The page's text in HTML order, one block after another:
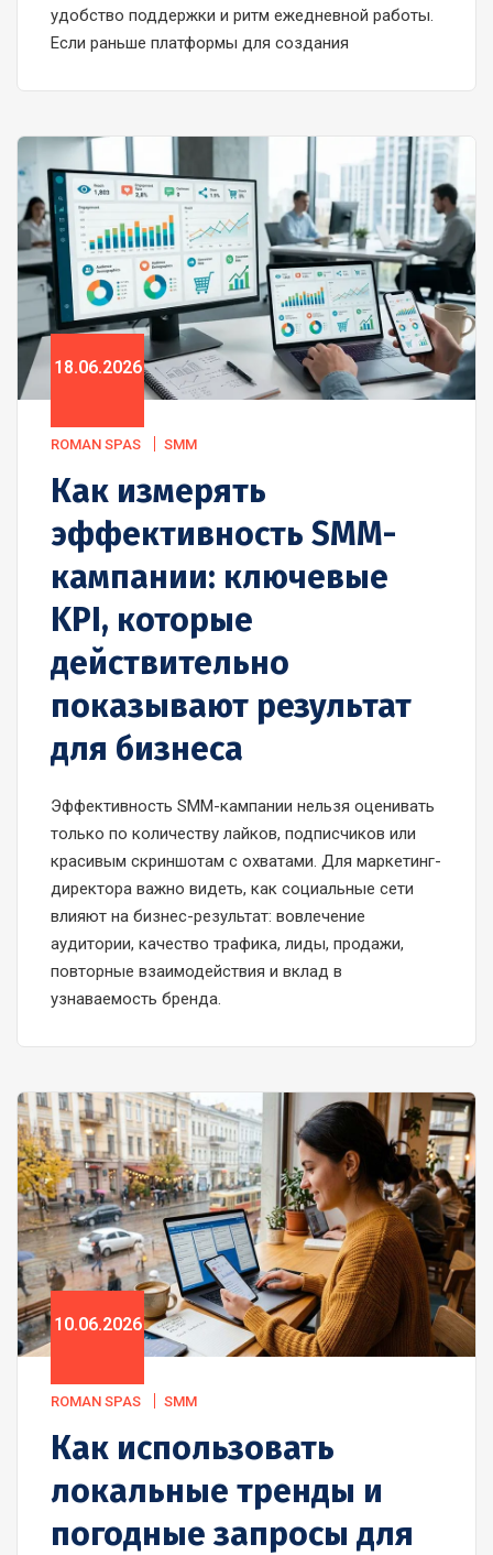
удобство поддержки и ритм ежедневной работы.
Если раньше платформы для создания
18.06.2026
ROMAN SPAS SMM
Как измерять
эффективность SMM-
кампании: ключевые
KPI, которые
действительно
показывают результат
для бизнеса
Эффективность SMM-кампании нельзя оценивать
только по количеству лайков, подписчиков или
красивым скриншотам с охватами. Для маркетинг-
директора важно видеть, как социальные сети
влияют на бизнес-результат: вовлечение
аудитории, качество трафика, лиды, продажи,
повторные взаимодействия и вклад в
узнаваемость бренда.
10.06.2026
ROMAN SPAS SMM
Как использовать
локальные тренды и
погодные запросы для